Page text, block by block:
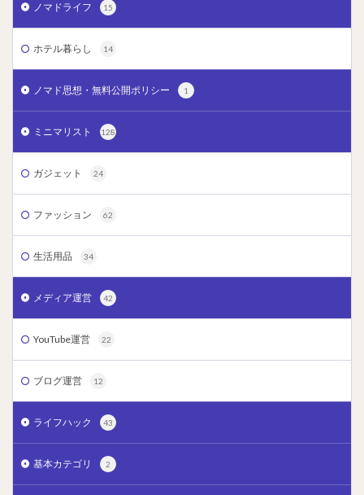
ノマドライフ 15
ホテル暮らし 14
ノマド思想・無料公開ポリシー 1
ミニマリスト 128
ガジェット 24
ファッション 62
生活用品 34
メディア運営 42
YouTube運営 22
ブログ運営 12
ライフハック 43
基本カテゴリ 2